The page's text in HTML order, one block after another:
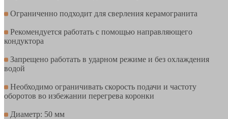
Ограниченно подходит для сверления керамогранита
Рекомендуется работать с помощью направляющего
кондуктора
Запрещено работать в ударном режиме и без охлаждения
водой
Необходимо ограничивать скорость подачи и частоту
оборотов во избежании перегрева коронки
Диаметр: 50 мм